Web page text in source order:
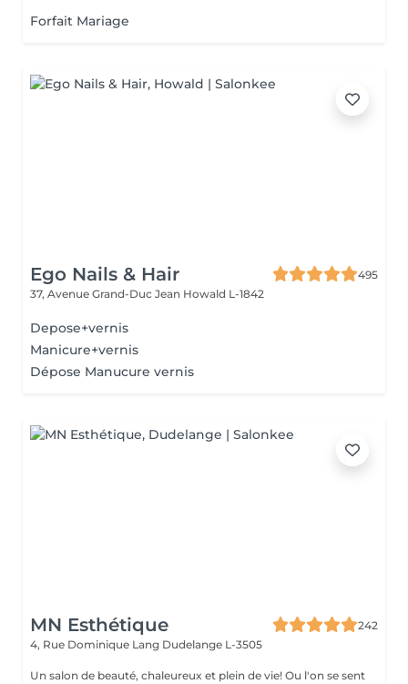
Forfait Mariage
Ego Nails & Hair
495
37, Avenue Grand-Duc Jean Howald L-1842
Depose+vernis
Manicure+vernis
Dépose Manucure vernis
MN Esthétique
242
4, Rue Dominique Lang Dudelange L-3505
Un salon de beauté, chaleureux et plein de vie! Ou l'on se sent